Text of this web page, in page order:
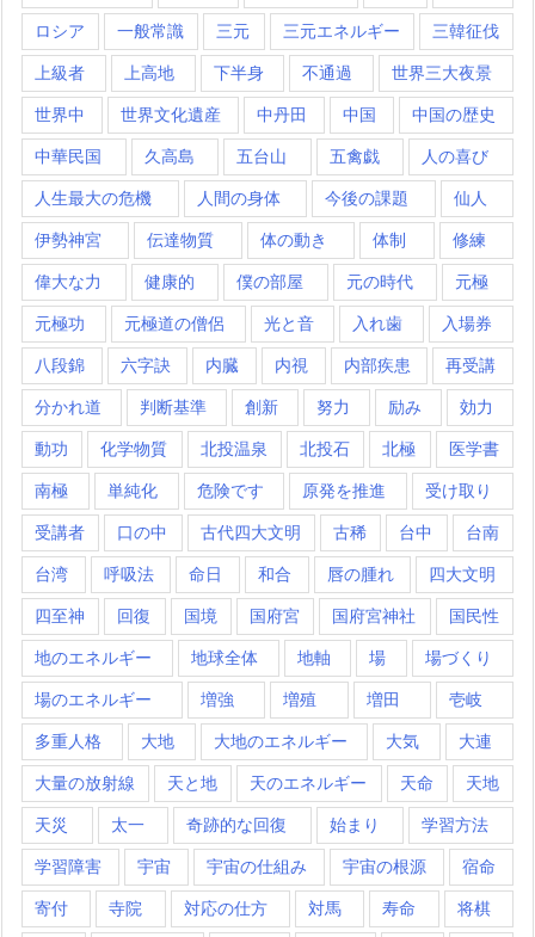
ロシア 一般常識 三元 三元エネルギー 三韓征伐
上級者 上高地 下半身 不通過 世界三大夜景
世界中 世界文化遺産 中丹田 中国 中国の歴史
中華民国 久高島 五台山 五禽戯 人の喜び
人生最大の危機 人間の身体 今後の課題 仙人
伊勢神宮 伝達物質 体の動き 体制 修練
偉大な力 健康的 僕の部屋 元の時代 元極
元極功 元極道の僧侶 光と音 入れ歯 入場券
八段錦 六字訣 内臓 内視 内部疾患 再受講
分かれ道 判断基準 創新 努力 励み 効力
動功 化学物質 北投温泉 北投石 北極 医学書
南極 単純化 危険です 原発を推進 受け取り
受講者 口の中 古代四大文明 古稀 台中 台南
台湾 呼吸法 命日 和合 唇の腫れ 四大文明
四至神 回復 国境 国府宮 国府宮神社 国民性
地のエネルギー 地球全体 地軸 場 場づくり
場のエネルギー 増強 増殖 増田 壱岐
多重人格 大地 大地のエネルギー 大気 大連
大量の放射線 天と地 天のエネルギー 天命 天地
天災 太一 奇跡的な回復 始まり 学習方法
学習障害 宇宙 宇宙の仕組み 宇宙の根源 宿命
寄付 寺院 対応の仕方 対馬 寿命 将棋